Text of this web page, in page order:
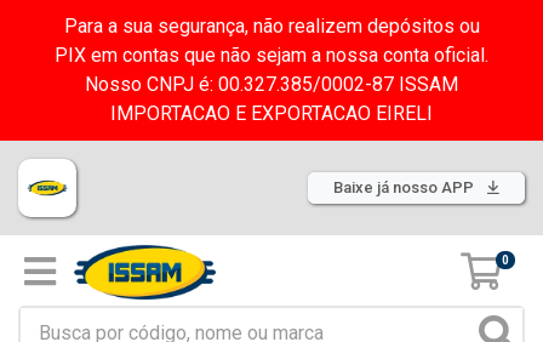
Para a sua segurança, não realizem depósitos ou
PIX em contas que não sejam a nossa conta oficial.
Nosso CNPJ é: 00.327.385/0002-87 ISSAM
IMPORTACAO E EXPORTACAO EIRELI
Baixe já nosso APP
0